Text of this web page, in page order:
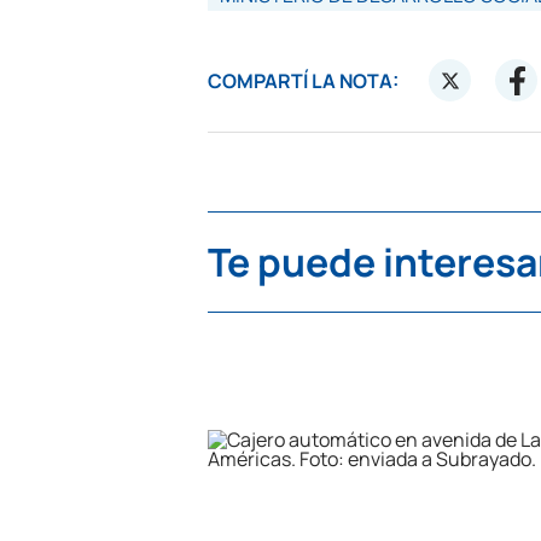
COMPARTÍ LA NOTA:
Te puede